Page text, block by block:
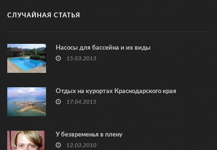
СЛУЧАЙНАЯ СТАТЬЯ
Насосы для бассейна и их виды
15.03.2013
Отдых на курортах Краснодарского края
17.04.2015
У безвременья в плену
12.03.2010